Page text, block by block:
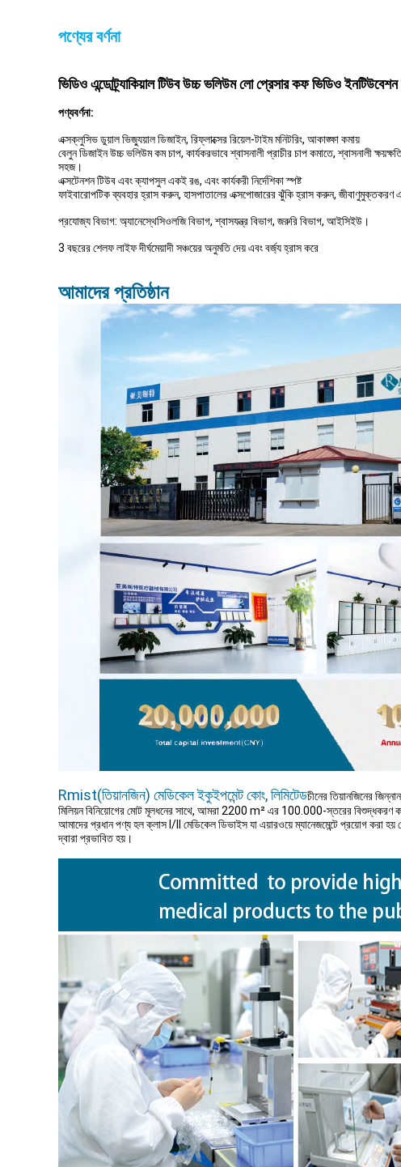
পণ্যের বর্ণনা
ভিডিও এন্ডোট্র্যাকিয়াল টিউব উচ্চ ভলিউম লো প্রেসার কফ ভিডিও
পণ্যবর্ণনা:
এক্সক্লুসিভ ডুয়াল ভিজ্যুয়াল ডিজাইন, রিফ্লাক্সের রিয়েল-টাইম মনিটরিং, আকাঙ্ক্ষা কমায়
বেলুন ডিজাইন উচ্চ ভলিউম কম চাপ, কার্যকরভাবে শ্বাসনালী প্রাচীর চাপ কমাতে, শ্বাসনালী
সহজ।
এক্সটেনশন টিউব এবং ক্যাপসুল একই রঙ, এবং কার্যকরী নির্দেশিকা স্পষ্ট
ফাইবারোপটিক ব্যবহার হ্রাস করুন, হাসপাতালের এক্সপোজারের ঝুঁকি হ্রাস করুন, জীবাণুমুক্তকরণ
প্রযোজ্য বিভাগ: অ্যানেস্থেসিওলজি বিভাগ, শ্বাসযন্ত্র বিভাগ, জরুরি বিভাগ, আইসিইউ।
3 বছরের শেলফ লাইফ দীর্ঘমেয়াদী সঞ্চয়ের অনুমতি দেয় এবং বর্জ্য হ্রাস করে
আমাদের প্রতিষ্ঠান
Rmist(তিয়ানজিন) মেডিকেল ইকুইপমেন্ট কোং, লিমিটেডচীনের তিয়ানজিনের
মিলিয়ন বিনিয়োগের মোট মূলধনের সাথে, আমরা 2200 m² এর 100.000-স্তরের বিশুদ্ধকরণ
আমাদের প্রধান পণ্য হল ক্লাস I/ll মেডিকেল ডিভাইস যা এয়ারওয়ে ম্যানেজমেন্টে প্রয়োগ করা হয়
দ্বারা প্রভাবিত হয়।